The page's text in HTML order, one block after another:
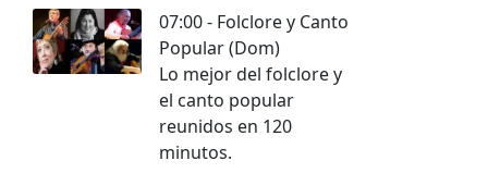
07:00 - Folclore y Canto
Popular (Dom)
Lo mejor del folclore y
el canto popular
reunidos en 120
minutos.